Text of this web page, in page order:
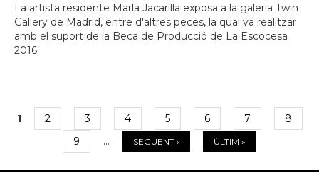
La artista residente Marla Jacarilla exposa a la galeria Twin
Gallery de Madrid, entre d'altres peces, la qual va realitzar
amb el suport de la Beca de Producció de La Escocesa
2016
Pàgines
1 2 3 4 5 6 7
8
9
… SEGÜENT › ÚLTIM »